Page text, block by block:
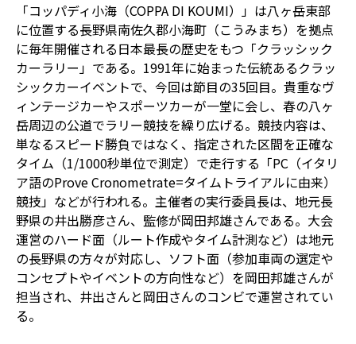
「コッパディ小海（COPPA DI KOUMI）」は八ヶ岳東部
に位置する長野県南佐久郡小海町（こうみまち）を拠点
に毎年開催される日本最長の歴史をもつ「クラッシック
カーラリー」である。1991年に始まった伝統あるクラッ
シックカーイベントで、今回は節目の35回目。貴重なヴ
ィンテージカーやスポーツカーが一堂に会し、春の八ヶ
岳周辺の公道でラリー競技を繰り広げる。競技内容は、
単なるスピード勝負ではなく、指定された区間を正確な
タイム（1/1000秒単位で測定）で走行する「PC（イタリ
ア語のProve Cronometrate=タイムトライアルに由来）
競技」などが行われる。主催者の実行委員長は、地元長
野県の井出勝彦さん、監修が岡田邦雄さんである。大会
運営のハード面（ルート作成やタイム計測など）は地元
の長野県の方々が対応し、ソフト面（参加車両の選定や
コンセプトやイベントの方向性など）を岡田邦雄さんが
担当され、井出さんと岡田さんのコンビで運営されてい
る。